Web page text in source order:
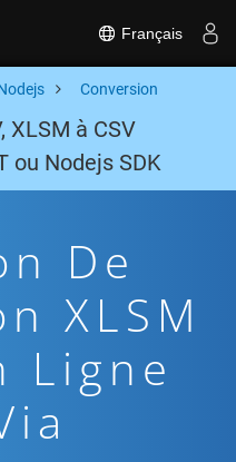
Français
Conversion
XLSM à CSV
ou Nodejs SDK
De
XLSM
Ligne